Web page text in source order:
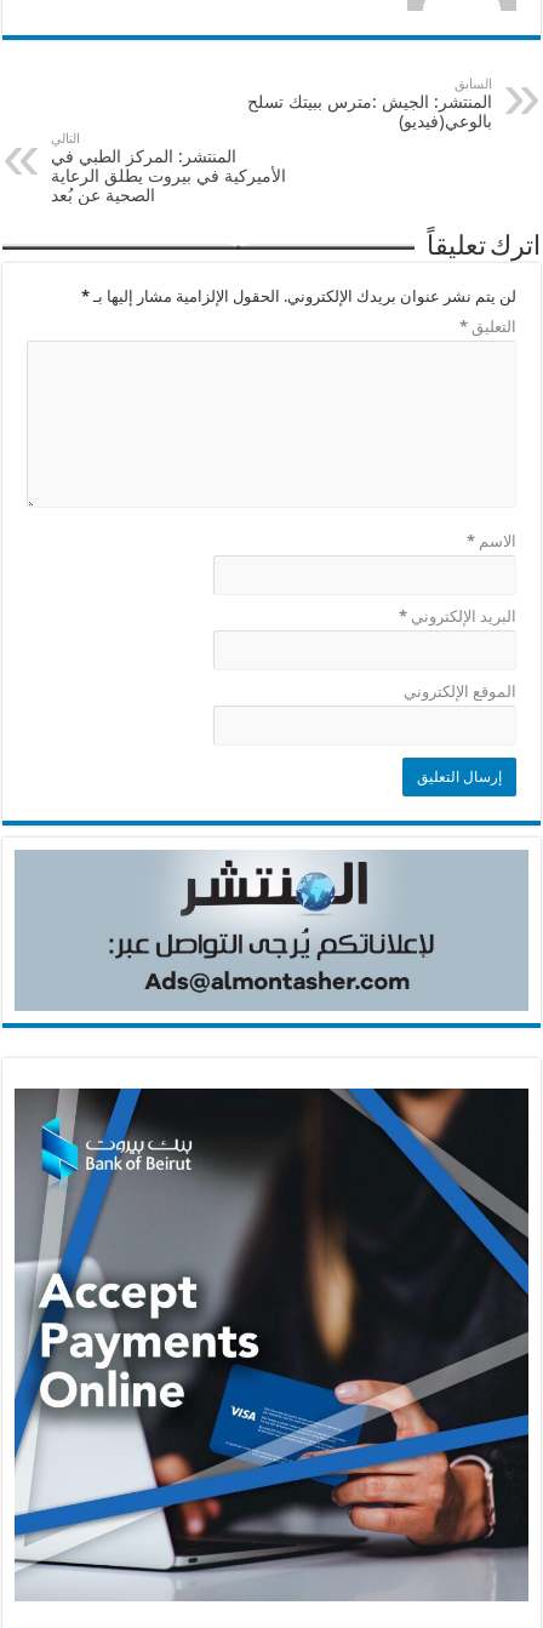
السابق
المنتشر: الجيش :مترس ببيتك تسلح
بالوعي(فيديو)
التالي
المنتشر: المركز الطبي في
الأميركية في بيروت يطلق الرعاية
الصحية عن بُعد
اترك تعليقاً
لن يتم نشر عنوان بريدك الإلكتروني. الحقول الإلزامية مشار إليها بـ*
التعليق*
الاسم*
البريد الإلكتروني*
الموقع الإلكتروني